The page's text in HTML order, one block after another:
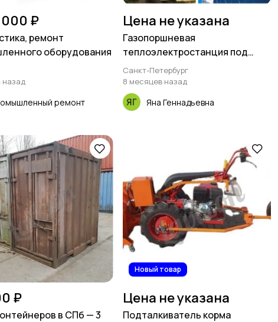
000 ₽
ремонт
оборудования
назад
ремонт
Цена не указана
Газопоршневая
теплоэлектростанция под
ключ
Санкт-Петербург
8 месяцев назад
Яна Геннадьевна
₽
в СПб — 3
Новый товар
Цена не указана
Подталкиватель корма